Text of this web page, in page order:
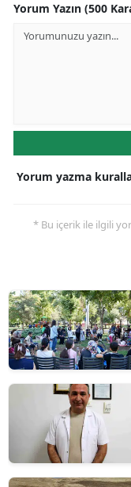
Yorum Yazın (500
Yorum yazma
* Bu içerik ile ilgili